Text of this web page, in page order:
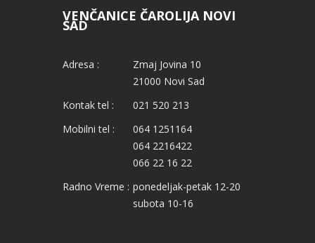
VENČANICE ČAROLIJA NOVI
SAD
Adresa :
Zmaj Jovina 10
21000 Novi Sad
Kontak tel :
021 520 213
Mobilni tel :
064 1251164
064 2216422
066 22 16 22
Radno Vreme : ponedeljak-petak 12-20
subota 10-16